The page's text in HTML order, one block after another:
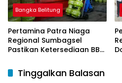
Bangka Belitung
Pertamina Patra Niaga
Regional Sumbagsel
Pastikan Ketersediaan BBM
Ramadan dan Menjelang
Idulfitri
Tinggalkan Balasan